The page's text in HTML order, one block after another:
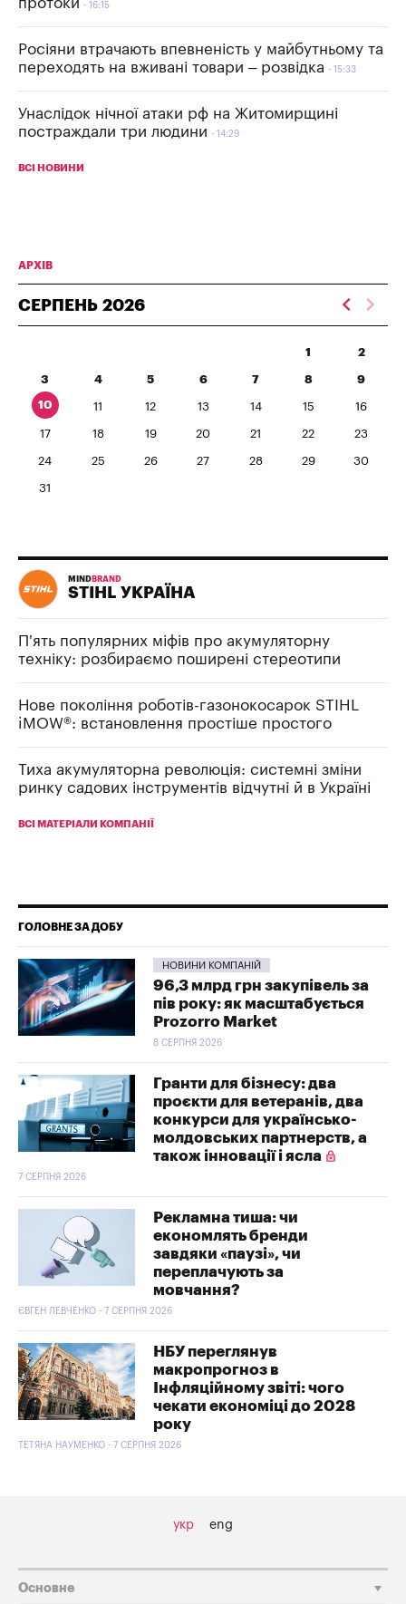
16:15
Росіяни втрачають впевненість у майбутньому та
переходять на вживані товари – розвідка
15:33
Унаслідок нічної атаки рф на Житомирщині
постраждали три людини
14:29
ВСІ НОВИНИ
АРХІВ
СЕРПЕНЬ 2026
1 2
3 4 5 6 7 8 9
10 11 12 13 14 15 16
17 18 19 20 21 22 23
24 25 26 27 28 29 30
31
MIND BRAND
STIHL УКРАЇНА
П'ять популярних міфів про акумуляторну
техніку: розбираємо поширені стереотипи
Нове покоління роботів-газонокосарок STIHL
iMOW®: встановлення простіше простого
Тиха акумуляторна революція: системні зміни
ринку садових інструментів відчутні й в Україні
ВСІ МАТЕРІАЛИ КОМПАНІЇ
ГОЛОВНЕ ЗА ДОБУ
НОВИНИ КОМПАНІЙ
96,3 млрд грн закупівель за
пів року: як масштабується
Prozorro Market
8 СЕРПНЯ 2026
Гранти для бізнесу: два
проєкти для ветеранів, два
конкурси для українсько-
молдовських партнерств, а
також інновації і ясла
7 СЕРПНЯ 2026
Рекламна тиша: чи
економлять бренди
завдяки «паузі», чи
переплачують за
мовчання?
ЄВГЕН ЛЕВЧЕНКО - 7 СЕРПНЯ 2026
НБУ переглянув
макропрогноз в
Інфляційному звіті: чого
чекати економіці до 2028
року
ТЕТЯНА НАУМЕНКО - 7 СЕРПНЯ 2026
укр eng
Основне